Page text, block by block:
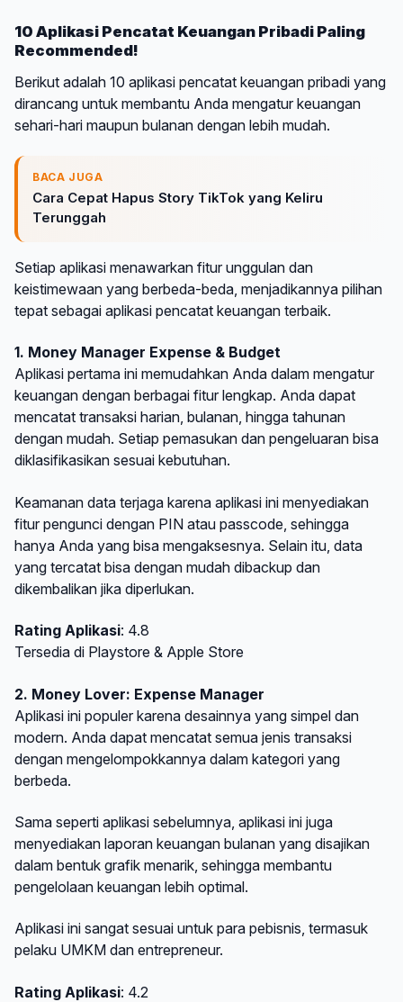
10 Aplikasi Pencatat Keuangan Pribadi Paling
Recommended!
Berikut adalah 10 aplikasi pencatat keuangan pribadi yang
dirancang untuk membantu Anda mengatur keuangan
sehari-hari maupun bulanan dengan lebih mudah.
BACA JUGA
Cara Cepat Hapus Story TikTok yang Keliru
Terunggah
Setiap aplikasi menawarkan fitur unggulan dan
keistimewaan yang berbeda-beda, menjadikannya pilihan
tepat sebagai aplikasi pencatat keuangan terbaik.
1. Money Manager Expense & Budget
Aplikasi pertama ini memudahkan Anda dalam mengatur
keuangan dengan berbagai fitur lengkap. Anda dapat
mencatat transaksi harian, bulanan, hingga tahunan
dengan mudah. Setiap pemasukan dan pengeluaran bisa
diklasifikasikan sesuai kebutuhan.
Keamanan data terjaga karena aplikasi ini menyediakan
fitur pengunci dengan PIN atau passcode, sehingga
hanya Anda yang bisa mengaksesnya. Selain itu, data
yang tercatat bisa dengan mudah dibackup dan
dikembalikan jika diperlukan.
Rating Aplikasi: 4.8
Tersedia di Playstore & Apple Store
2. Money Lover: Expense Manager
Aplikasi ini populer karena desainnya yang simpel dan
modern. Anda dapat mencatat semua jenis transaksi
dengan mengelompokkannya dalam kategori yang
berbeda.
Sama seperti aplikasi sebelumnya, aplikasi ini juga
menyediakan laporan keuangan bulanan yang disajikan
dalam bentuk grafik menarik, sehingga membantu
pengelolaan keuangan lebih optimal.
Aplikasi ini sangat sesuai untuk para pebisnis, termasuk
pelaku UMKM dan entrepreneur.
Rating Aplikasi: 4.2